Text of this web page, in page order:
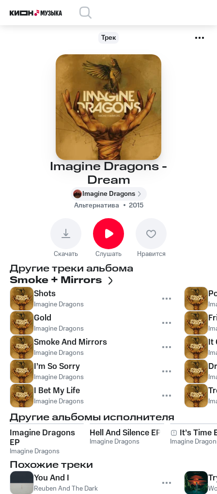
Трек
Imagine Dragons -
Dream
Imagine Dragons
Альтернатива
2015
Скачать Слушать Нравится
Другие треки альбома
Smoke + Mirrors
Shots
Imagine Dragons
Gold
Imagine Dragons
Smoke And Mirrors
Imagine Dragons
I’m So Sorry
Imagine Dragons
I Bet My Life
Imagine Dragons
It
Другие альбомы исполнителя
Imagine Dragons
EP
Imagine Dragons
Hell And Silence EP
Imagine Dragons
It’s Time
Imagine
Похожие треки
You And I
Reuben And The Dark